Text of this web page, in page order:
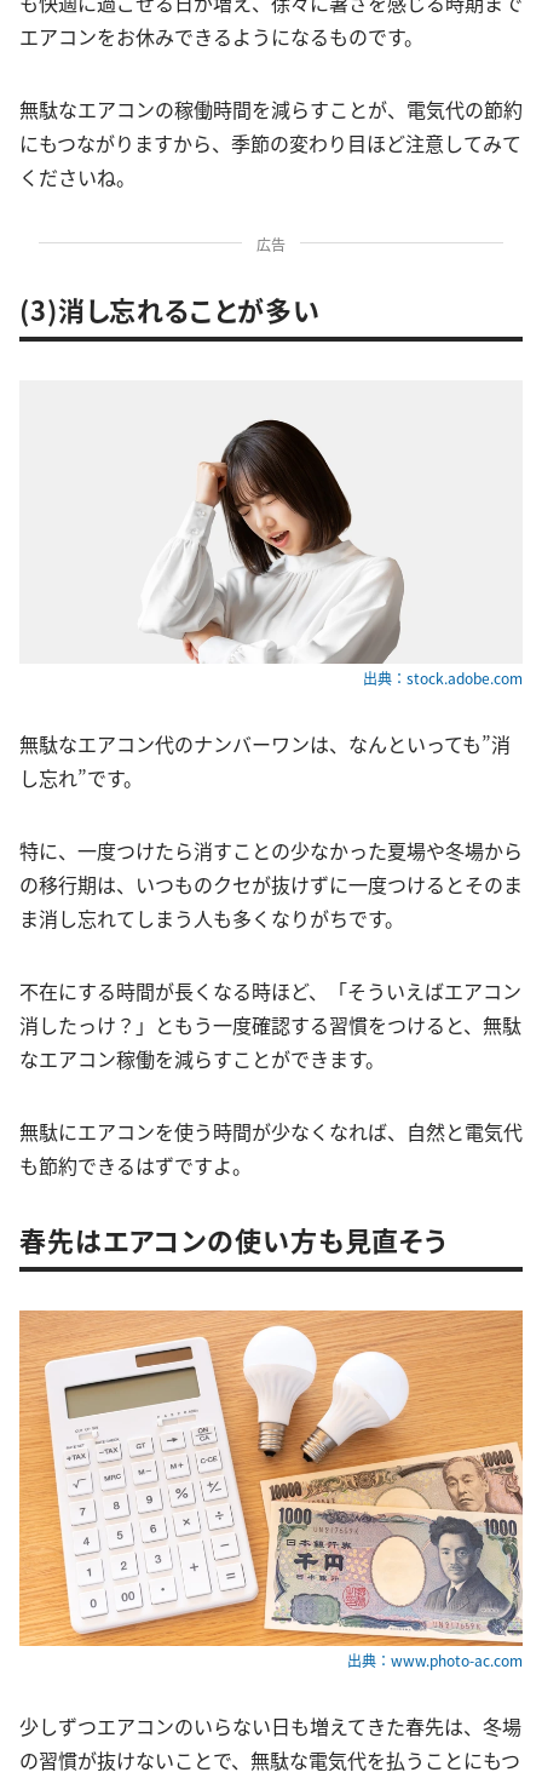
エアコンをお休みできるようになるものです。
無駄なエアコンの稼働時間を減らすことが、電気代の節約
にもつながりますから、季節の変わり目ほど注意してみて
くださいね。
広告
(3)消し忘れることが多い
出典：stock.adobe.com
無駄なエアコン代のナンバーワンは、なんといっても”消
し忘れ”です。
特に、一度つけたら消すことの少なかった夏場や冬場から
の移行期は、いつものクセが抜けずに一度つけるとそのま
ま消し忘れてしまう人も多くなりがちです。
不在にする時間が長くなる時ほど、「そういえばエアコン
消したっけ？」ともう一度確認する習慣をつけると、無駄
なエアコン稼働を減らすことができます。
無駄にエアコンを使う時間が少なくなれば、自然と電気代
も節約できるはずですよ。
春先はエアコンの使い方も見直そう
出典：www.photo-ac.com
少しずつエアコンのいらない日も増えてきた春先は、冬場
の習慣が抜けないことで、無駄な電気代を払うことにもつ